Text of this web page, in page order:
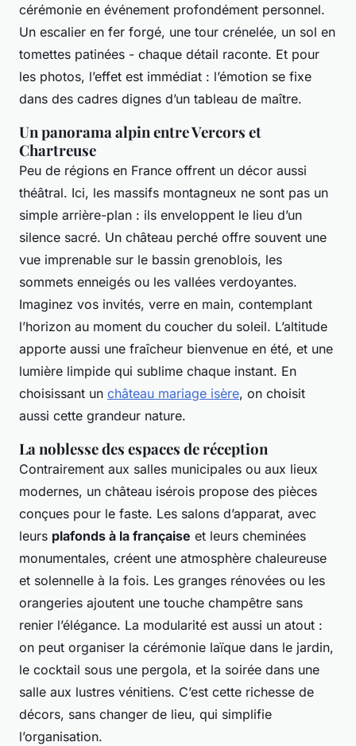
cérémonie en événement profondément personnel.
Un escalier en fer forgé, une tour crénelée, un sol en
tomettes patinées - chaque détail raconte. Et pour
les photos, l’effet est immédiat : l’émotion se fixe
dans des cadres dignes d’un tableau de maître.
Un panorama alpin entre Vercors et
Chartreuse
Peu de régions en France offrent un décor aussi
théâtral. Ici, les massifs montagneux ne sont pas un
simple arrière-plan : ils enveloppent le lieu d’un
silence sacré. Un château perché offre souvent une
vue imprenable sur le bassin grenoblois, les
sommets enneigés ou les vallées verdoyantes.
Imaginez vos invités, verre en main, contemplant
l’horizon au moment du coucher du soleil. L’altitude
apporte aussi une fraîcheur bienvenue en été, et une
lumière limpide qui sublime chaque instant. En
choisissant un château mariage isère, on choisit
aussi cette grandeur nature.
La noblesse des espaces de réception
Contrairement aux salles municipales ou aux lieux
modernes, un château isérois propose des pièces
conçues pour le faste. Les salons d’apparat, avec
leurs plafonds à la française et leurs cheminées
monumentales, créent une atmosphère chaleureuse
et solennelle à la fois. Les granges rénovées ou les
orangeries ajoutent une touche champêtre sans
renier l’élégance. La modularité est aussi un atout :
on peut organiser la cérémonie laïque dans le jardin,
le cocktail sous une pergola, et la soirée dans une
salle aux lustres vénitiens. C’est cette richesse de
décors, sans changer de lieu, qui simplifie
l’organisation.